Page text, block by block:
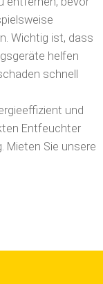
Wichtig ist, dass
helfen
schnell
und
Entfeuchter
Mieten Sie unsere